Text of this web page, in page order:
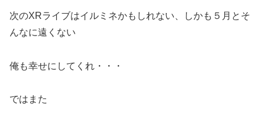
次のXRライブはイルミネかもしれない、しかも５月とそ
んなに遠くない
俺も幸せにしてくれ・・・
ではまた